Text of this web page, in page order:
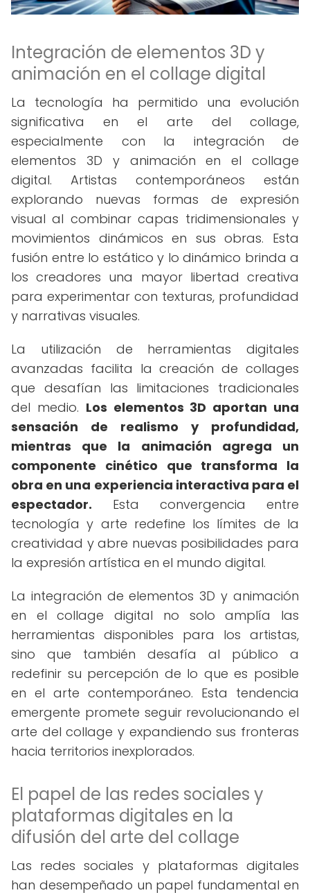
Integración de elementos 3D y
animación en el collage digital
La tecnología ha permitido una evolución
significativa en el arte del collage,
especialmente con la integración de
elementos 3D y animación en el collage
digital. Artistas contemporáneos están
explorando nuevas formas de expresión
visual al combinar capas tridimensionales y
movimientos dinámicos en sus obras. Esta
fusión entre lo estático y lo dinámico brinda a
los creadores una mayor libertad creativa
para experimentar con texturas, profundidad
y narrativas visuales.
La utilización de herramientas digitales
avanzadas facilita la creación de collages
que desafían las limitaciones tradicionales
del medio. Los elementos 3D aportan una
sensación de realismo y profundidad,
mientras que la animación agrega un
componente cinético que transforma la
obra en una experiencia interactiva para el
espectador. Esta convergencia entre
tecnología y arte redefine los límites de la
creatividad y abre nuevas posibilidades para
la expresión artística en el mundo digital.
La integración de elementos 3D y animación
en el collage digital no solo amplía las
herramientas disponibles para los artistas,
sino que también desafía al público a
redefinir su percepción de lo que es posible
en el arte contemporáneo. Esta tendencia
emergente promete seguir revolucionando el
arte del collage y expandiendo sus fronteras
hacia territorios inexplorados.
El papel de las redes sociales y
plataformas digitales en la
difusión del arte del collage
Las redes sociales y plataformas digitales
han desempeñado un papel fundamental en